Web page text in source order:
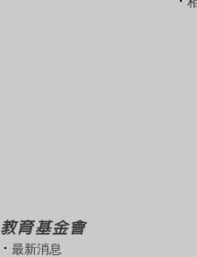
教育基金會
最新消息